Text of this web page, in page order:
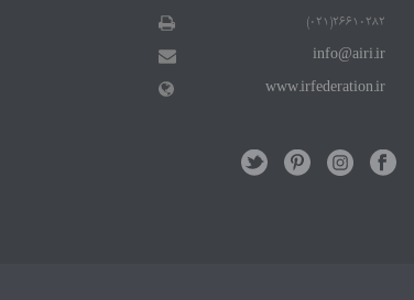
۲۶۶۱۰۲۸۲(۰۲۱)
info@airi.ir
www.irfederation.ir